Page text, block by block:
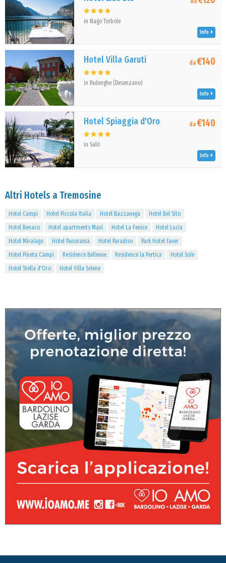
in Nago Torbole
Info
Hotel Villa Garuti
in Padenghe (Desenzano)
da€140
Info
Hotel Spiaggia d'Oro
in Salò
da€140
Info
Altri Hotels a Tremosine
Hotel Campi Hotel Piccola Italia Hotel Bazzanega
Hotel Bel Sito
Hotel Benaco
Hotel apartments Maxi Hotel La Fenice
Hotel Lucia
Hotel Miralago
Hotel Panorama Hotel Paradiso
Park Hotel Faver
Hotel Pineta Campi
Residence Bellevue Residence la Pertica
Hotel Sole
Hotel Stella d'Oro
Hotel Villa Selene